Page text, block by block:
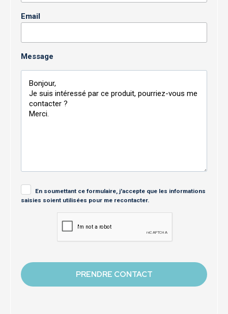
Email
Message
En soumettant ce formulaire, j'accepte que les informations
saisies soient utilisées pour me recontacter.